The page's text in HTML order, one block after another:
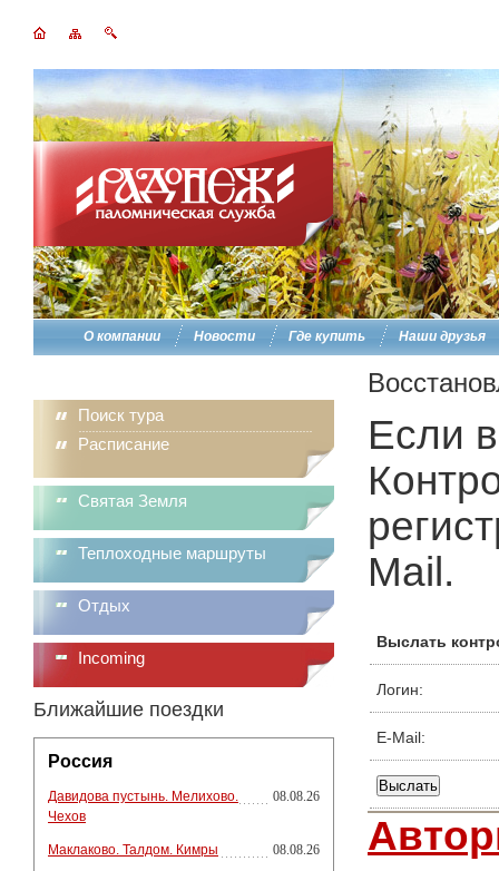
О компании Новости Где купить Наши друзья
Поиск тура
Расписание
Святая Земля
Теплоходные маршруты
Отдых
Incoming
Ближайшие поездки
Россия
Давидова пустынь. Мелихово.
Чехов
08.08.26
Маклаково. Талдом. Кимры 08.08.26
Если
Mail.
Выслать
Логин:
E-Mail: